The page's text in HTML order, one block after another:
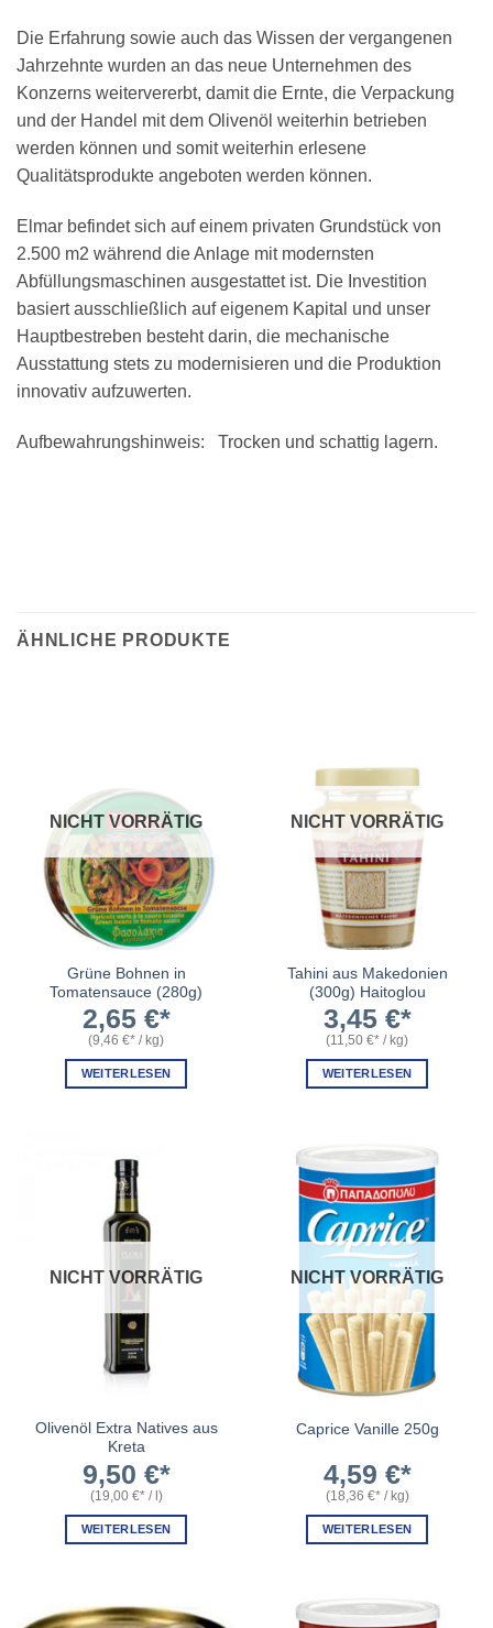
Die Erfahrung sowie auch das Wissen der vergangenen
Jahrzehnte wurden an das neue Unternehmen des
Κonzerns weitervererbt, damit die Ernte, die Verpackung
und der Handel mit dem Olivenöl weiterhin betrieben
werden können und somit weiterhin erlesene
Qualitätsprodukte angeboten werden können.
Elmar befindet sich auf einem privaten Grundstück von
2.500 m2 während die Anlage mit modernsten
Αbfüllungsmaschinen ausgestattet ist. Die Investition
basiert ausschließlich auf eigenem Kapital und unser
Hauptbestreben besteht darin, die mechanische
Ausstattung stets zu modernisieren und die Produktion
innovativ aufzuwerten.
Aufbewahrungshinweis: Trocken und schattig lagern.
ÄHNLICHE PRODUKTE
NICHT VORRÄTIG
Grüne Bohnen in
Tomatensauce (280g)
2,65 €
(9,46 € / kg)
WEITERLESEN
NICHT VORRÄTIG
Tahini aus Makedonien
(300g) Haitoglou
3,45 €
(11,50 € / kg)
WEITERLESEN
NICHT VORRÄTIG
Olivenöl Extra Natives aus
Kreta
9,50 €
(19,00 € / )
WEITERLESEN
NICHT VORRÄTIG
Caprice Vanille 250g
4,59 €
(18,36 € / kg)
WEITERLESEN